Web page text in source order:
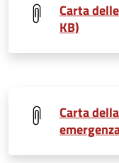
Carta
KB)
Carta